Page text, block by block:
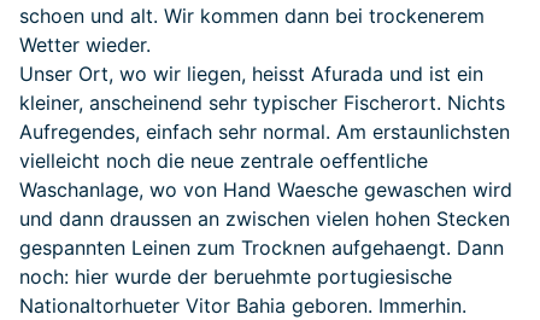
schoen und alt. Wir kommen dann bei trockenerem
Wetter wieder.
Unser Ort, wo wir liegen, heisst Afurada und ist ein
kleiner, anscheinend sehr typischer Fischerort. Nichts
Aufregendes, einfach sehr normal. Am erstaunlichsten
vielleicht noch die neue zentrale oeffentliche
Waschanlage, wo von Hand Waesche gewaschen wird
und dann draussen an zwischen vielen hohen Stecken
gespannten Leinen zum Trocknen aufgehaengt. Dann
noch: hier wurde der beruehmte portugiesische
Nationaltorhueter Vitor Bahia geboren. Immerhin.